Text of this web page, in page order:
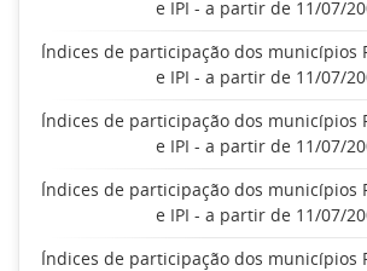
e IPI - a partir de 11/07/
Índices de participação dos municípios
e IPI - a partir de 11/07/
Índices de participação dos municípios
e IPI - a partir de 11/07/
Índices de participação dos municípios
e IPI - a partir de 11/07/
Índices de participação dos municípios